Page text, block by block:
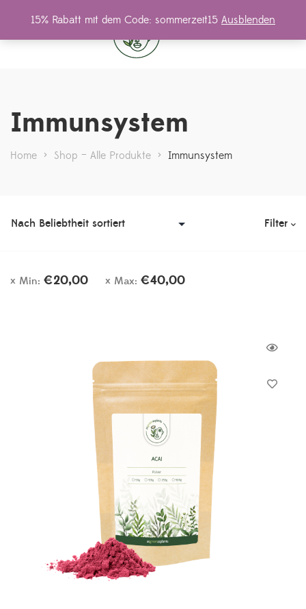
Immunsystem
Home > Shop – Alle Produkte > Immunsystem
Filter
Min: €20,00 Max: €40,00
15% Rabatt mit dem Code: sommerzeit15 Ausblenden